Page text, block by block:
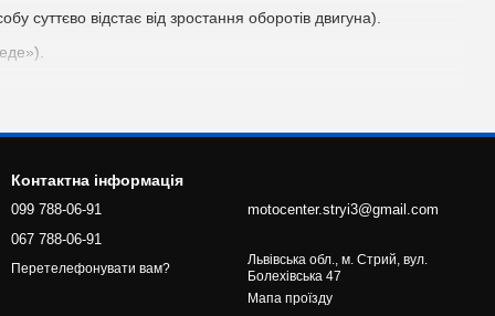
суттєво відстає від зростання оборотів двигуна).
його необхідно замінити.
а замінити завжди легше, простіше і надійніше, ніж
буває непросто (якщо немає явних перебитих місць
Контактна інформація
099 788-06-91
067 788-06-91
Перетелефонувати вам?
motocenter.stryi3@gmail.com
Львівська обл., м. Стрий, вул.
Болехівська 47
Мапа проїзду